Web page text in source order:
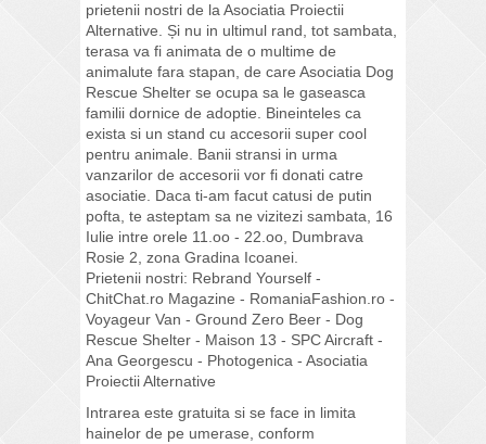
prietenii nostri de la Asociatia Proiectii
Alternative. Și nu in ultimul rand, tot sambata,
terasa va fi animata de o multime de
animalute fara stapan, de care Asociatia Dog
Rescue Shelter se ocupa sa le gaseasca
familii dornice de adoptie. Bineinteles ca
exista si un stand cu accesorii super cool
pentru animale. Banii stransi in urma
vanzarilor de accesorii vor fi donati catre
asociatie. Daca ti-am facut catusi de putin
pofta, te asteptam sa ne vizitezi sambata, 16
Iulie intre orele 11.oo - 22.oo, Dumbrava
Rosie 2, zona Gradina Icoanei.
Prietenii nostri: Rebrand Yourself -
ChitChat.ro Magazine - RomaniaFashion.ro -
Voyageur Van - Ground Zero Beer - Dog
Rescue Shelter - Maison 13 - SPC Aircraft -
Ana Georgescu - Photogenica - Asociatia
Proiectii Alternative
Intrarea este gratuita si se face in limita
hainelor de pe umerase, conform